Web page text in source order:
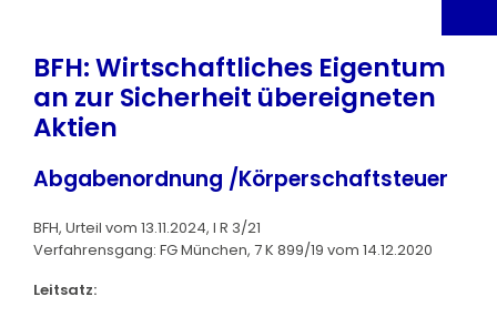
BFH: Wirtschaftliches Eigentum
an zur Sicherheit übereigneten
Aktien
Abgabenordnung /Körperschaftsteuer
BFH, Urteil vom 13.11.2024, I R 3/21
Verfahrensgang: FG München, 7 K 899/19 vom 14.12.2020
Leitsatz: